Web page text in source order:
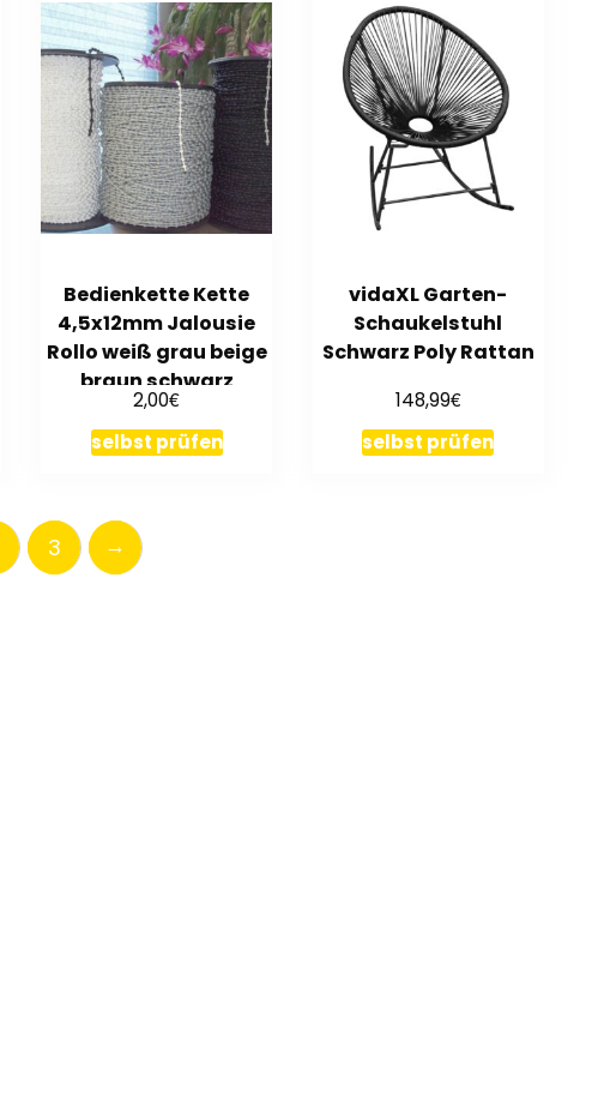
Bedienkette Kette
4,5x12mm Jalousie
Rollo weiß grau beige
braun schwarz
Meterware
2,00€
selbst prüfen
vidaXL Garten-
Schaukelstuhl
Schwarz Poly Rattan
148,99€
selbst prüfen
3 →